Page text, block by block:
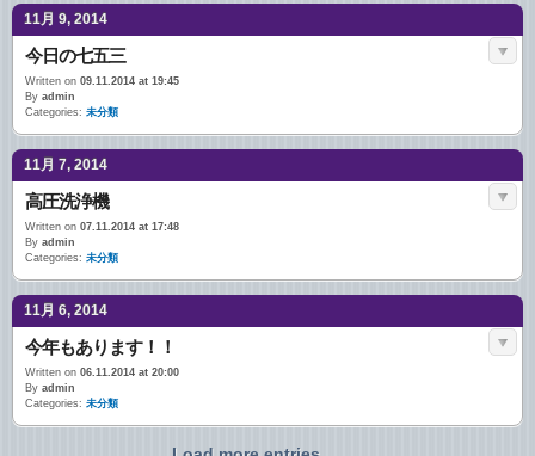
11月 9, 2014
今日の七五三
Written on 09.11.2014 at 19:45
By admin
Categories: 未分類
11月 7, 2014
高圧洗浄機
Written on 07.11.2014 at 17:48
By admin
Categories: 未分類
11月 6, 2014
今年もあります！！
Written on 06.11.2014 at 20:00
By admin
Categories: 未分類